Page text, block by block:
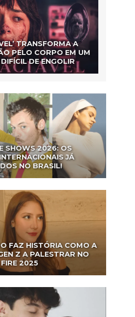
TRANSFORMA A
PELO CORPO EM UM
DE ENGOLIR
SHOWS 2026: OS
JÁ
NO BRASIL!
FAZ HISTÓRIA COMO A
Z A PALESTRAR NO
2025